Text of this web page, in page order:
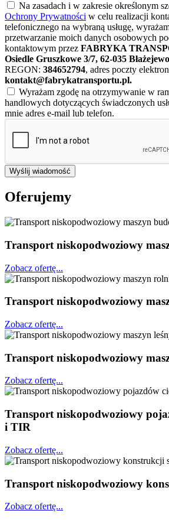
Na zasadach i w zakresie określonym
Ochrony Prywatności w celu realizacji
telefonicznego na wybraną usługę,
przetwarzanie moich danych osobowych
kontaktowym przez FABRYKA
Osiedle Gruszkowe 3/7, 62-035 Błażejewo
REGON: 384652794, adres poczty
kontakt@fabrykatransportu.pl.
Wyrażam zgodę na otrzymywanie w
handlowych dotyczących świadczonych
mnie adres e-mail lub telefon.
Wyślij wiadomość
Oferujemy
Transport niskopodwoziowy
Zobacz ofertę...
Transport niskopodwoziowy
Zobacz ofertę...
Transport niskopodwoziowy
Zobacz ofertę...
Transport niskopodwoziowy
i TIR
Zobacz ofertę...
Transport niskopodwoziowy
Zobacz ofertę...